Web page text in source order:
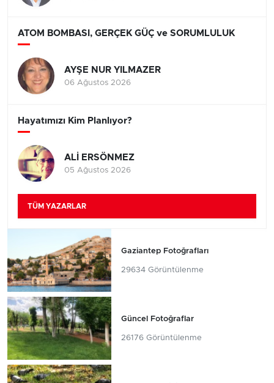
ATOM BOMBASI, GERÇEK GÜÇ ve SORUMLULUK
AYŞE NUR YILMAZER
06 Ağustos 2026
Hayatımızı Kim Planlıyor?
ALİ ERSÖNMEZ
05 Ağustos 2026
TÜM YAZARLAR
Gaziantep Fotoğrafları
29634 Görüntülenme
Güncel Fotoğraflar
26176 Görüntülenme